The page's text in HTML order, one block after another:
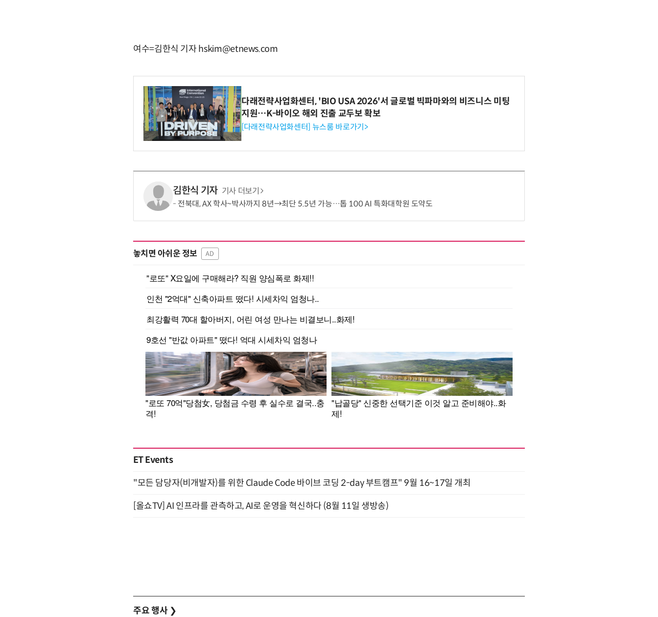
여수=김한식 기자 hskim@etnews.com
다래전략사업화센터, 'BIO USA 2026'서 글로벌 빅파마와의 비즈니스 미팅
지원…K-바이오 해외 진출 교두보 확보
[다래전략사업화센터] 뉴스룸 바로가기>
김한식 기자 기사 더보기
전북대, AX 학사~박사까지 8년→최단 5.5년 가능…톱 100 AI 특화대학원 도약도
놓치면 아쉬운 정보 AD
ET Events
"모든 담당자(비개발자)를 위한 Claude Code 바이브 코딩 2-day 부트캠프" 9월 16~17일 개최
[올쇼TV] AI 인프라를 관측하고, AI로 운영을 혁신하다 (8월 11일 생방송)
주요 행사 ❯